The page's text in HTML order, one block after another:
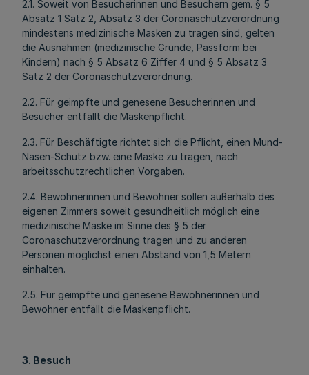
2.1. Soweit von Besucherinnen und Besuchern gem. § 5
Absatz 1 Satz 2, Absatz 3 der Coronaschutzverordnung
mindestens medizinische Masken zu tragen sind, gelten
die Ausnahmen (medizinische Gründe, Passform bei
Kindern) nach § 5 Absatz 6 Ziffer 4 und § 5 Absatz 3
Satz 2 der Coronaschutzverordnung.
2.2. Für geimpfte und genesene Besucherinnen und
Besucher entfällt die Maskenpflicht.
2.3. Für Beschäftigte richtet sich die Pflicht, einen Mund-
Nasen-Schutz bzw. eine Maske zu tragen, nach
arbeitsschutzrechtlichen Vorgaben.
2.4. Bewohnerinnen und Bewohner sollen außerhalb des
eigenen Zimmers soweit gesundheitlich möglich eine
medizinische Maske im Sinne des § 5 der
Coronaschutzverordnung tragen und zu anderen
Personen möglichst einen Abstand von 1,5 Metern
einhalten.
2.5. Für geimpfte und genesene Bewohnerinnen und
Bewohner entfällt die Maskenpflicht.
3. Besuch